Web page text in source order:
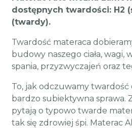
dostępnych twardości: H2
(twardy).
Twardość materaca
budowy naszego ciała, wagi,
spania, przyzwyczajeń oraz
To, jak odczuwamy
bardzo subiektywna sprawa.
pytają o typowo twarde
tak się zdrowiej śpi. Materac